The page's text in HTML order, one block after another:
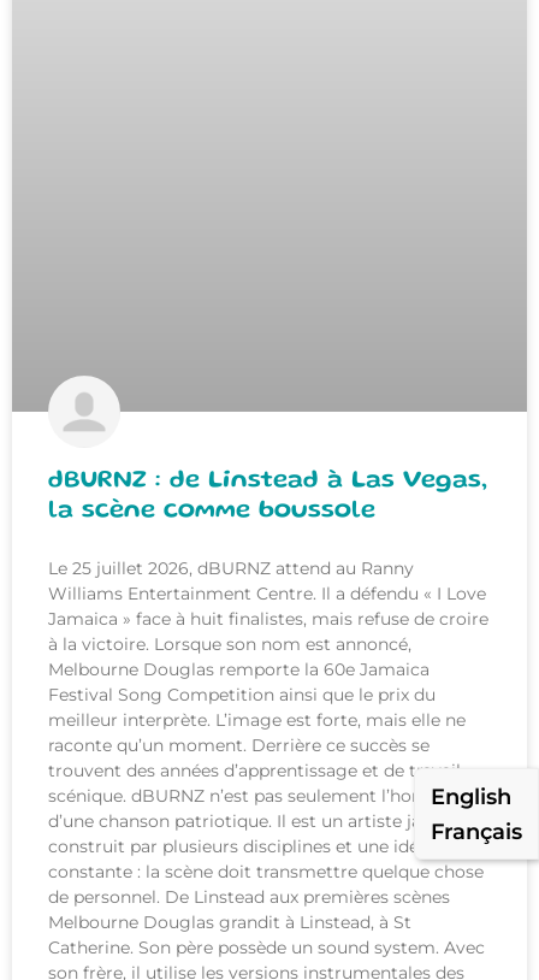
dBURNZ : de Linstead à Las Vegas,
la scène comme boussole
Le 25 juillet 2026, dBURNZ attend au Ranny
Williams Entertainment Centre. Il a défendu « I Love
Jamaica » face à huit finalistes, mais refuse de croire
à la victoire. Lorsque son nom est annoncé,
Melbourne Douglas remporte la 60e Jamaica
Festival Song Competition ainsi que le prix du
meilleur interprète. L’image est forte, mais elle ne
raconte qu’un moment. Derrière ce succès se
trouvent des années d’apprentissage et de travail
scénique. dBURNZ n’est pas seulement l’homme
d’une chanson patriotique. Il est un artiste jamaïcain
construit par plusieurs disciplines et une idée
constante : la scène doit transmettre quelque chose
de personnel. De Linstead aux premières scènes
Melbourne Douglas grandit à Linstead, à St
Catherine. Son père possède un sound system. Avec
son frère, il utilise les versions instrumentales des
English
Français